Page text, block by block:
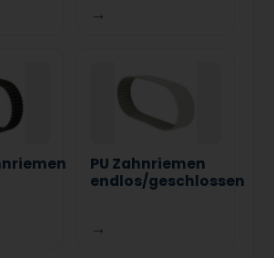
→
PU Zahnriemen
endlos/geschlossen
→